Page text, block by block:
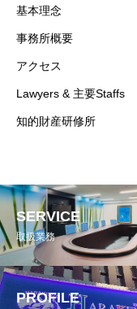
基本理念
事務所概要
アクセス
Lawyers & 主要Staffs
知的財産研修所
SERVICE
取扱業務
PROFILE